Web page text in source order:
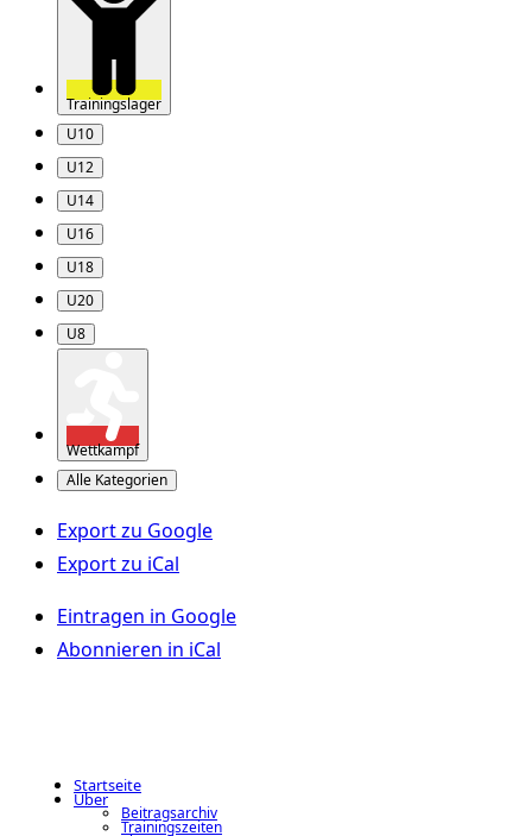
Trainingslager
U10
U12
U14
U16
U18
U20
U8
Wettkampf
Alle Kategorien
Export zu Google
Export zu iCal
Eintragen in Google
Abonnieren in iCal
Startseite
Über
Beitragsarchiv
Trainingszeiten